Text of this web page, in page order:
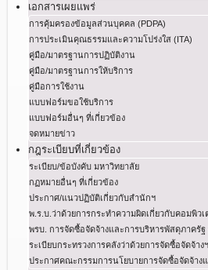
เอกสารเผยแพร่
การคุ้มครองข้อมูลส่วนบุคคล (PDPA)
การประเมินคุณธรรมและความโปร่งใส (ITA)
คู่มือ/มาตรฐานการปฏิบัติงาน
คู่มือ/มาตรฐานการให้บริการ
คู่มือการใช้งาน
แบบฟอร์มขอใช้บริการ
แบบฟอร์มอื่นๆ ที่เกี่ยวข้อง
จดหมายข่าว
กฎระเบียบที่เกี่ยวข้อง
ระเบียบ/ข้อบังคับ มหาวิทยาลัย
กฏหมายอื่นๆ ที่เกี่ยวข้อง
ประกาศ/แนวปฏิบัติเกี่ยวกับสำนักฯ
พ.ร.บ.ว่าด้วยการกระทําความผิดเกี่ยวกับคอมพิวเ
พรบ. การจัดซื้อจัดจ้างและการบริหารพัสดุภาครัฐ
ระเบียบกระทรวงการคลังว่าด้วยการจัดซื้อจัดจ้าง
ประกาศคณะกรรมการนโยบายการจัดซื้อจัดจ้าง